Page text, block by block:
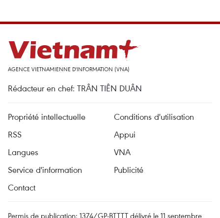
AGENCE VIETNAMIENNE D'INFORMATION (VNA)
Rédacteur en chef: TRÂN TIÊN DUÂN
Propriété intellectuelle
Conditions d'utilisation
RSS
Appui
Langues
VNA
Service d'information
Publicité
Contact
Permis de publication: 1374/GP-BTTTT délivré le 11 septembre